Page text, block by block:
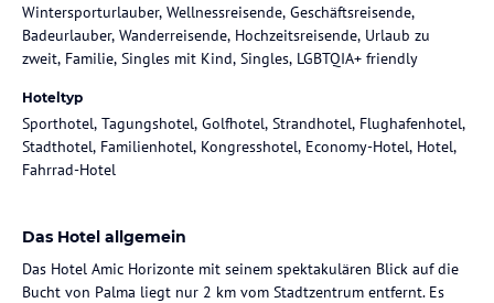
Wintersporturlauber, Wellnessreisende, Geschäftsreisende,
Badeurlauber, Wanderreisende, Hochzeitsreisende, Urlaub zu
zweit, Familie, Singles mit Kind, Singles, LGBTQIA+ friendly
Hoteltyp
Sporthotel, Tagungshotel, Golfhotel, Strandhotel, Flughafenhotel,
Stadthotel, Familienhotel, Kongresshotel, Economy-Hotel, Hotel,
Fahrrad-Hotel
Das Hotel allgemein
Das Hotel Amic Horizonte mit seinem spektakulären Blick auf die
Bucht von Palma liegt nur 2 km vom Stadtzentrum entfernt. Es